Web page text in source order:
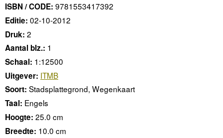
ISBN / CODE: 9781553417392
Editie: 02-10-2012
Druk: 2
Aantal blz.: 1
Schaal: 1:12500
Uitgever: ITMB
Soort: Stadsplattegrond, Wegenkaart
Taal: Engels
Hoogte: 25.0 cm
Breedte: 10.0 cm